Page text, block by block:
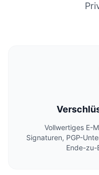
Vollwertiges E-
Signaturen, PGP-
Ende-zu-